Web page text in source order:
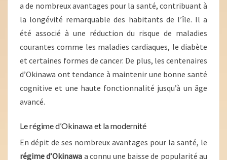
a de nombreux avantages pour la santé, contribuant à
la longévité remarquable des habitants de l’île. Il a
été associé à une réduction du risque de maladies
courantes comme les maladies cardiaques, le diabète
et certaines formes de cancer. De plus, les centenaires
d’Okinawa ont tendance à maintenir une bonne santé
cognitive et une haute fonctionnalité jusqu’à un âge
avancé.
Le régime d’Okinawa et la modernité
En dépit de ses nombreux avantages pour la santé, le
régime d’Okinawa a connu une baisse de popularité au